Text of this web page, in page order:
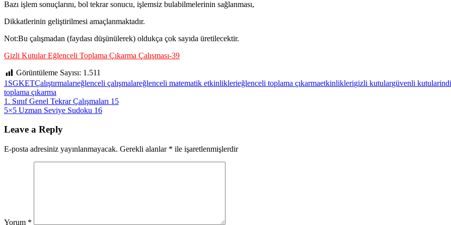
Bazı işlem sonuçlarını, bol tekrar sonucu, işlemsiz bulabilmelerinin sağlanması,
Dikkatlerinin geliştirilmesi amaçlanmaktadır.
Not:Bu çalışmadan (faydası düşünülerek) oldukça çok sayıda üretilecektir.
Gizli Kutular Eğlenceli Toplama Çıkarma Çalışması-39
Görüntüleme Sayısı: 1.511
1SGKETÇalıştırmalarıeğlenceli çalışmalareğlenceli matematik etkinliklerieğlenceli toplama çıkarmaetkinliklerigizli kutulargüvenli kutular
toplama çıkarma
Yazı
gezinmesi
Previous
Post:
1. Sınıf Genel Tekrar Çalışmaları 15
Next
5×5 Uzman Seviye Sudoku 16
Leave a Reply
E-posta adresiniz yayınlanmayacak. Gerekli alanlar * ile işaretlenmişlerdir
Yorum *